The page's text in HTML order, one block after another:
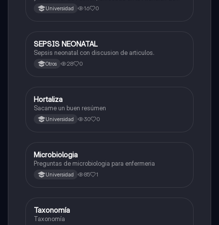
Enfermería al adulto mayor.
Universidad 16 0
Ciencia y Tecnología
SEPSIS NEONATAL
Sepsis neonatal con discusion de articulos.
Otros 28 0
Biología
Hortaliza
Sacame un buen resúmen
Universidad 30 0
Biología
Microbiologia
Preguntas de microbiologia para enfermeria
Universidad 85 1
Biología
Taxonomía
Taxonomía